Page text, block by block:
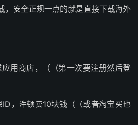
，安全正规一点的就是直接下载海外
应用商店，（（第一次要注册然后登
，汼顿卖10块钱（（或者淘宝买也